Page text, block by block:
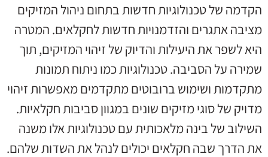
הקדמה של טכנולוגיות חדשות בתחום ניהול המזיקים
מציבה אתגרים והזדמנויות חדשות לחקלאים. המטרה
היא לשפר את היעילות והדיוק של זיהוי המזיקים, תוך
שמירה על הסביבה. טכנולוגיות כמו ניתוח תמונות
מתקדמות ושימוש ברובוטים מתקדמים מאפשרות זיהוי
מדויק של סוגי מזיקים שונים במגוון סביבות חקלאיות.
השילוב של בינה מלאכותית עם טכנולוגיות אלו משנה
את הדרך שבה חקלאים יכולים לנהל את השדות שלהם.